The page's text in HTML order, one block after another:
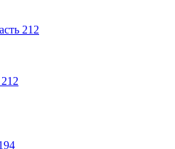
212
212